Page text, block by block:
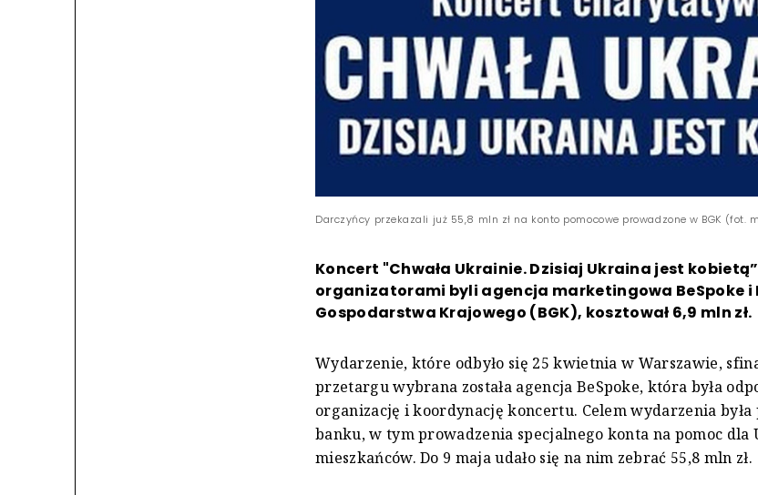
Darczyńcy przekazali już 55,8 mln zł na konto pomocowe prowadzone w BGK (fot.
Koncert "Chwała Ukrainie. Dzisiaj Ukraina jest
organizatorami byli agencja marketingowa BeSpoke i
Gospodarstwa Krajowego (BGK), kosztował 6,9 mln zł.
Wydarzenie, które odbyło się 25 kwietnia w Warszawie,
przetargu wybrana została agencja BeSpoke, która była
organizację i koordynację koncertu. Celem wydarzenia była
banku, w tym prowadzenia specjalnego konta na pomoc
mieszkańców. Do 9 maja udało się na nim zebrać 55,8 mln zł.